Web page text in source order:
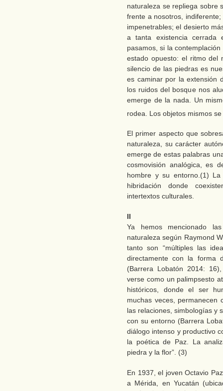
naturaleza se repliega sobre
frente a nosotros,
impenetrables; el desierto
a tanta existencia
pasamos, si la
estado opuesto: el ritmo del
silencio de las piedras es
es caminar por la extensión
los ruidos del bosque nos
emerge de la nada. Un
rodea. Los objetos mismos
El primer aspecto que
naturaleza, su carácter
emerge de estas palabras
cosmovisión analógica, es
hombre y su entorno.(1)
hibridación donde
intertextos culturales.
II
Ya hemos mencionado
naturaleza según Raymond
tanto son “múltiples las
directamente con la forma
(Barrera Lobatón 2014:
verse como un palimpsesto
históricos, donde el ser
muchas veces, permanecen
las relaciones, simbologías y
con su entorno (Barrera
diálogo intenso y productivo
la poética de Paz. La
piedra y la flor”. (3)
En 1937, el joven Octavio
a Mérida, en Yucatán